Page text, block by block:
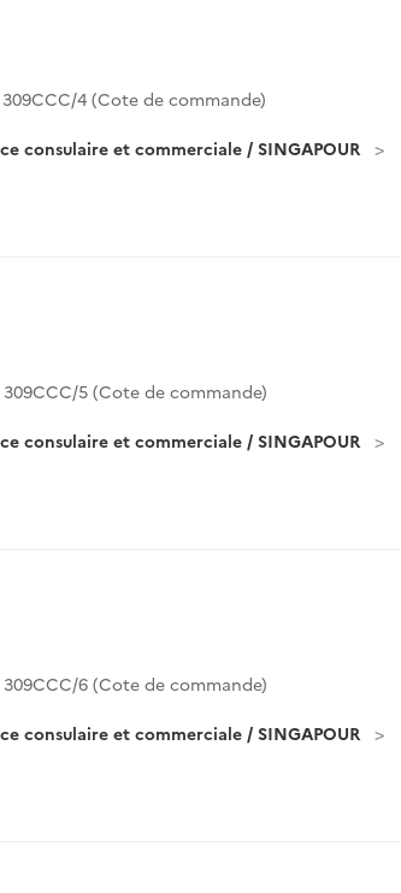
309CCC/4 (Cote de commande)
consulaire et commerciale / SINGAPOUR
309CCC/5 (Cote de commande)
consulaire et commerciale / SINGAPOUR
309CCC/6 (Cote de commande)
consulaire et commerciale / SINGAPOUR